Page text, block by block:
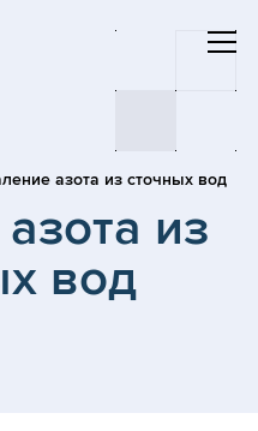
азота из сточных вод
из
вод